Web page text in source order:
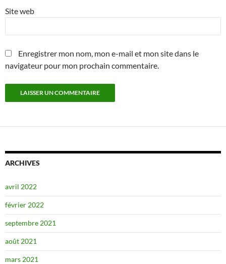
Site web
Enregistrer mon nom, mon e-mail et mon site dans le
navigateur pour mon prochain commentaire.
ARCHIVES
avril 2022
février 2022
septembre 2021
août 2021
mars 2021